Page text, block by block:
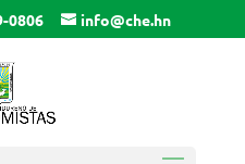
0806 info@che.hn